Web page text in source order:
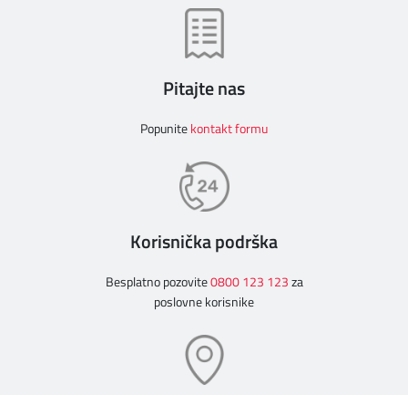
Pitajte nas
Popunitekontakt formu
Korisnička podrška
Besplatno pozovite0800 123 123za
poslovne korisnike